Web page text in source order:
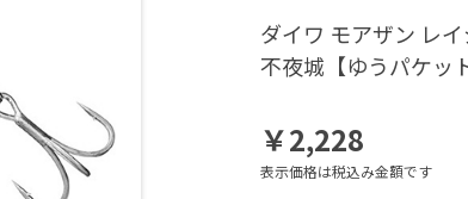
ダイワ モアザン レ
不夜城【ゆうパケッ
￥2,228
表示価格は税込み金額です